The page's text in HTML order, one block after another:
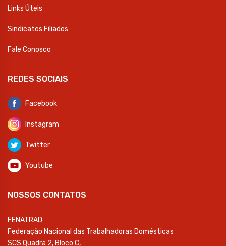
Links Úteis
Sindicatos Filiados
Fale Conosco
REDES SOCIAIS
Facebook
Instagram
Twitter
Youtube
NOSSOS CONTATOS
FENATRAD
Federação Nacional das Trabalhadoras Domésticas
SCS Quadra 2, Bloco C,